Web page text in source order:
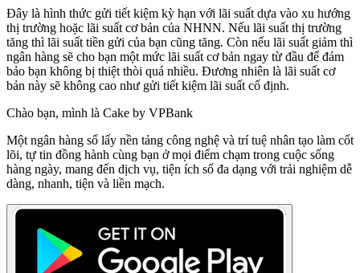
Đây là hình thức gửi tiết kiệm kỳ hạn với lãi suất dựa vào xu hướng
thị trường hoặc lãi suất cơ bản của NHNN. Nếu lãi suất thị trường
tăng thì lãi suất tiền gửi của bạn cũng tăng. Còn nếu lãi suất giảm thì
ngân hàng sẽ cho bạn một mức lãi suất cơ bản ngay từ đầu để đảm
bảo bạn không bị thiệt thòi quá nhiều. Đương nhiên là lãi suất cơ
bản này sẽ không cao như gửi tiết kiệm lãi suất cố định.
Chào bạn, mình là Cake by VPBank
Một ngân hàng số lấy nền tảng công nghệ và trí tuệ nhân tạo làm cốt
lõi, tự tin đồng hành cùng bạn ở mọi điểm chạm trong cuộc sống
hàng ngày, mang đến dịch vụ, tiện ích số đa dạng với trải nghiệm dễ
dàng, nhanh, tiện và liền mạch.